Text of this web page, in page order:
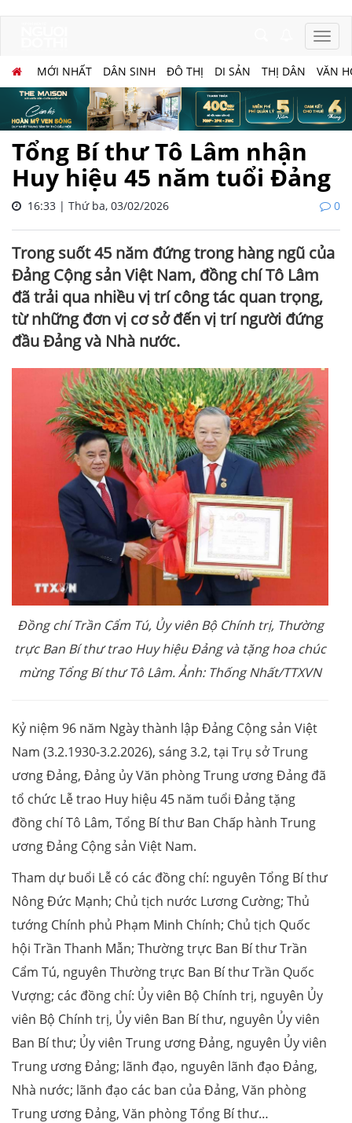
MỚI NHẤT DÂN SINH ĐÔ THỊ DI SẢN THỊ DÂN VĂN
Tổng Bí thư Tô Lâm nhận
Huy hiệu 45 năm tuổi Đảng
16:33 | Thứ ba, 03/02/2026 0
Trong suốt 45 năm đứng trong hàng ngũ của
Đảng Cộng sản Việt Nam, đồng chí Tô Lâm
đã trải qua nhiều vị trí công tác quan trọng,
từ những đơn vị cơ sở đến vị trí người đứng
đầu Đảng và Nhà nước.
Đồng chí Trần Cẩm Tú, Ủy viên Bộ Chính trị, Thường
trực Ban Bí thư trao Huy hiệu Đảng và tặng hoa chúc
mừng Tổng Bí thư Tô Lâm. Ảnh: Thống Nhất/TTXVN
Kỷ niệm 96 năm Ngày thành lập Đảng Cộng sản Việt
Nam (3.2.1930-3.2.2026), sáng 3.2, tại Trụ sở Trung
ương Đảng, Đảng ủy Văn phòng Trung ương Đảng đã
tổ chức Lễ trao Huy hiệu 45 năm tuổi Đảng tặng
đồng chí Tô Lâm, Tổng Bí thư Ban Chấp hành Trung
ương Đảng Cộng sản Việt Nam.
Tham dự buổi Lễ có các đồng chí: nguyên Tổng Bí thư
Nông Đức Mạnh; Chủ tịch nước Lương Cường; Thủ
tướng Chính phủ Phạm Minh Chính; Chủ tịch Quốc
hội Trần Thanh Mẫn; Thường trực Ban Bí thư Trần
Cẩm Tú, nguyên Thường trực Ban Bí thư Trần Quốc
Vượng; các đồng chí: Ủy viên Bộ Chính trị, nguyên Ủy
viên Bộ Chính trị, Ủy viên Ban Bí thư, nguyên Ủy viên
Ban Bí thư; Ủy viên Trung ương Đảng, nguyên Ủy viên
Trung ương Đảng; lãnh đạo, nguyên lãnh đạo Đảng,
Nhà nước; lãnh đạo các ban của Đảng, Văn phòng
Trung ương Đảng, Văn phòng Tổng Bí thư…